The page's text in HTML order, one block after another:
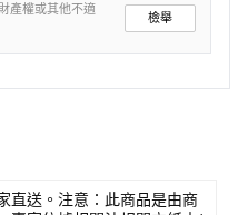
產權或其他不適
檢舉
直送。注意：此商品是由商